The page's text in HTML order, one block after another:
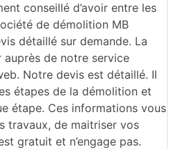
conseillé d’avoir entre les
de démolition MB
détaillé sur demande. La
auprès de notre service
Notre devis est détaillé. Il
étapes de la démolition et
étape. Ces informations vous
travaux, de maitriser vos
gratuit et n’engage pas.